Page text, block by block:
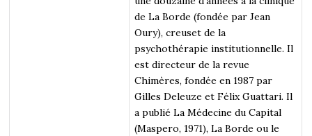
de La Borde (fondée par Jean
Oury), creuset de la
psychothérapie institutionnelle. Il
est directeur de la revue
Chimères, fondée en 1987 par
Gilles Deleuze et Félix Guattari. Il
a publié La Médecine du Capital
(Maspero, 1971), La Borde ou le